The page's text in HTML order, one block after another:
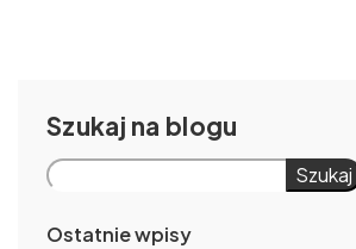
Szukaj
Szukaj
Ostatnie wpisy